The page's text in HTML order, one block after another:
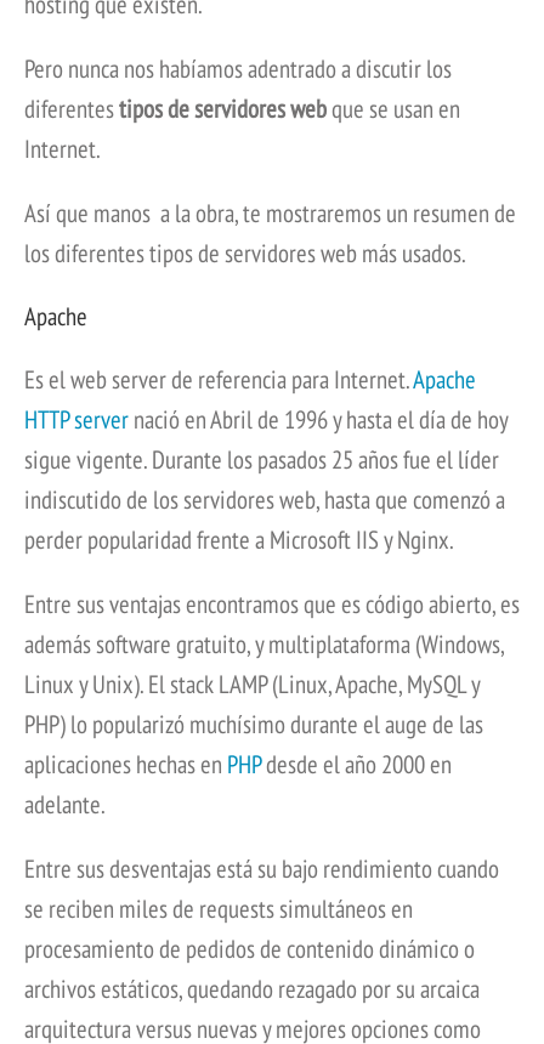
Pero nunca nos habíamos adentrado a discutir los
diferentestipos de servidores webque se usan en
Internet.
Así que manos a la obra, te mostraremos un resumen de
los diferentes tipos de servidores web más usados.
Apache
Es el web server de referencia para Internet.Apache
HTTP servernació en Abril de 1996 y hasta el día de hoy
sigue vigente. Durante los pasados 25 años fue el líder
indiscutido de los servidores web, hasta que comenzó a
perder popularidad frente a Microsoft IIS y Nginx.
Entre sus ventajas encontramos que es código abierto, es
además software gratuito, y multiplataforma (Windows,
Linux y Unix). El stack LAMP (Linux, Apache, MySQL y
PHP) lo popularizó muchísimo durante el auge de las
aplicaciones hechas en PHPdesde el año 2000 en
adelante.
Entre sus desventajas está su bajo rendimiento cuando
se reciben miles de requests simultáneos en
procesamiento de pedidos de contenido dinámico o
archivos estáticos, quedando rezagado por su arcaica
arquitectura versus nuevas y mejores opciones como